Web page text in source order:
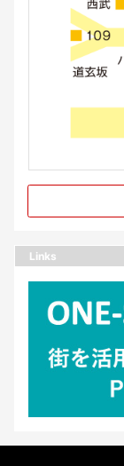
Links